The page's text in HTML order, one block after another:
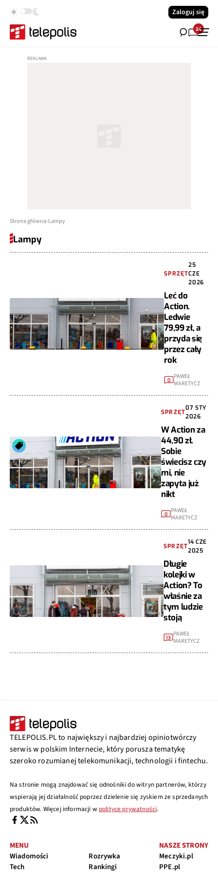
Zaloguj się
24
Strona główna Lampy
Lampy
SPRZĘT
25
CZE
2026
Leć do
Action.
Ledwie
79,99 zł, a
przyda się
przez cały
rok
0
PAWEŁ
MARETYCZ
SPRZĘT
07 STY
2026
W Action za
44,90 zł.
Sobie
świecisz czy
mi, nie
zapyta już
nikt
0
PAWEŁ
MARETYCZ
SPRZĘT
14 CZE
2025
Długie
kolejki w
Action? To
właśnie za
tym ludzie
stoją
13 PAWEŁ
MARETYCZ
TELEPOLIS.PL to największy i najbardziej opiniotwórczy
serwis w polskim Internecie, który porusza tematykę
szeroko rozumianej telekomunikacji, technologii i fintechu.
Na stronie mogą znajdować się odnośniki do witryn partnerów, którzy
wspierają jej działalność poprzez dzielenie się zyskiem ze sprzedanych
produktów. Więcej informacji w polityce prywatności.
MENU
Wiadomości
Tech
Rozrywka
Rankingi
NASZE STRONY
Meczyki.pl
PPE.pl